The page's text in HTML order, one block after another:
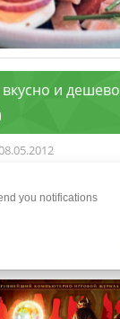
вкусно и
you notifications